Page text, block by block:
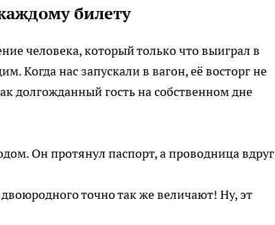
билету
человека, который только что выиграл в
Когда нас запускали в вагон, её восторг не
долгожданный гость на собственном дне
Он протянул паспорт, а проводница вдруг
точно так же величают! Ну, эт